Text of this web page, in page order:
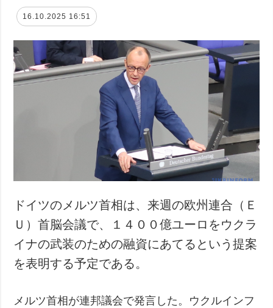
16.10.2025 16:51
ドイツのメルツ首相は、来週の欧州連合（Ｅ
Ｕ）首脳会議で、１４００億ユーロをウクラ
イナの武装のための融資にあてるという提案
を表明する予定である。
メルツ首相が連邦議会で発言した。ウクルインフ